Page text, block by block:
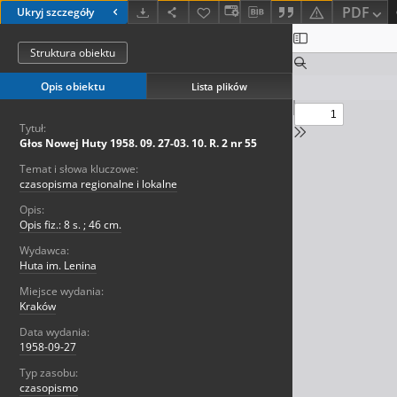
Ukryj szczegóły PDF
Struktura obiektu
Opis obiektu Lista plików
Tytuł:
Głos Nowej Huty 1958. 09. 27-03. 10. R. 2 nr 55
Temat i słowa kluczowe:
czasopisma regionalne i lokalne
Opis:
Opis fiz.: 8 s. ; 46 cm.
Wydawca:
Huta im. Lenina
Miejsce wydania:
Kraków
Data wydania:
1958-09-27
Typ zasobu:
czasopismo